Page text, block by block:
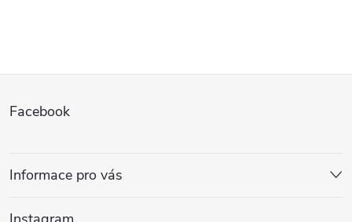
p
a
Facebook
Informace pro vás